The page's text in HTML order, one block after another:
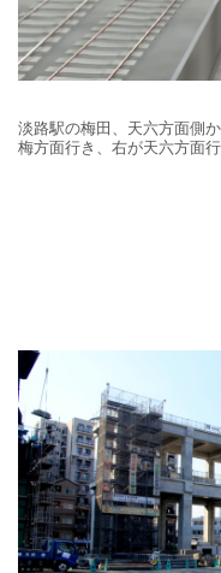
淡路駅の梅田、天六方面側
梅方面行き、右が天六方面行